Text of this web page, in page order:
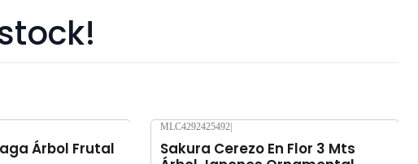
Árbol Frutal
MLC4292425492
Sakura Cerezo En Flor 3 Mts